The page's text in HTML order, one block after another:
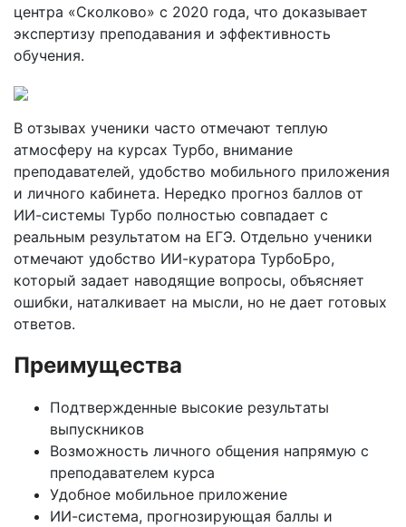
центра «Сколково» с 2020 года, что доказывает
экспертизу преподавания и эффективность
обучения.
В отзывах ученики часто отмечают теплую
атмосферу на курсах Турбо, внимание
преподавателей, удобство мобильного приложения
и личного кабинета. Нередко прогноз баллов от
ИИ-системы Турбо полностью совпадает с
реальным результатом на ЕГЭ. Отдельно ученики
отмечают удобство ИИ-куратора ТурбоБро,
который задает наводящие вопросы, объясняет
ошибки, наталкивает на мысли, но не дает готовых
ответов.
Преимущества
Подтвержденные высокие результаты
выпускников
Возможность личного общения напрямую с
преподавателем курса
Удобное мобильное приложение
ИИ-система, прогнозирующая баллы и